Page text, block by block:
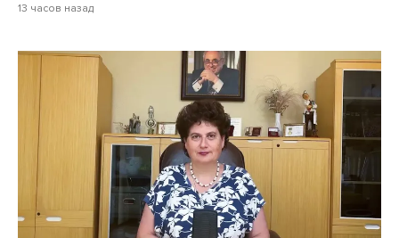
13 часов назад